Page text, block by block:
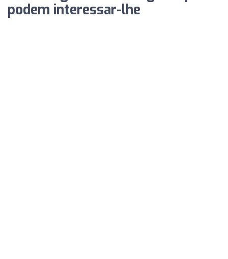
podem interessar-lhe